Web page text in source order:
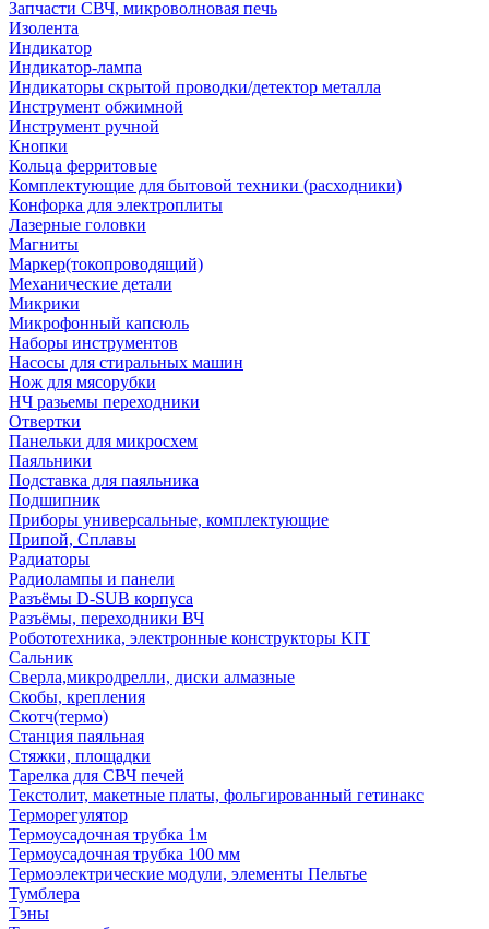
Запчасти СВЧ, микроволновая печь
Изолента
Индикатор
Индикатор-лампа
Индикаторы скрытой проводки/детектор металла
Инструмент обжимной
Инструмент ручной
Кнопки
Кольца ферритовые
Комплектующие для бытовой техники (расходники)
Конфорка для электроплиты
Лазерные головки
Магниты
Маркер(токопроводящий)
Механические детали
Микрики
Микрофонный капсюль
Наборы инструментов
Насосы для стиральных машин
Нож для мясорубки
НЧ разьемы переходники
Отвертки
Панельки для микросхем
Паяльники
Подставка для паяльника
Подшипник
Приборы универсальные, комплектующие
Припой, Сплавы
Радиаторы
Радиолампы и панели
Разъёмы D-SUB корпуса
Разъёмы, переходники ВЧ
Робототехника, электронные конструкторы KIT
Сальник
Сверла,микродрелли, диски алмазные
Скобы, крепления
Скотч(термо)
Станция паяльная
Стяжки, площадки
Тарелка для СВЧ печей
Текстолит, макетные платы, фольгированный гетинакс
Терморегулятор
Термоусадочная трубка 1м
Термоусадочная трубка 100 мм
Термоэлектрические модули, элементы Пельтье
Тумблера
Тэны